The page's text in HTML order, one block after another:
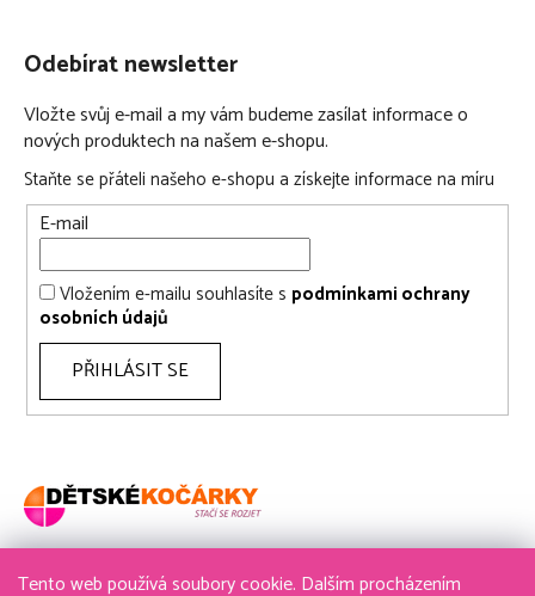
Tento web používá soubory cookie. Dalším procházením
Odebírat newsletter
Vložte svůj e-mail a my vám budeme zasílat informace o
nových produktech na našem e-shopu.
Staňte se přáteli našeho e-shopu a získejte informace na míru
E-mail
Vložením e-mailu souhlasíte s podmínkami ochrany
osobních údajů
PŘIHLÁSIT SE